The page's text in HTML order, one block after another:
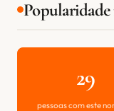
29
pessoas com este